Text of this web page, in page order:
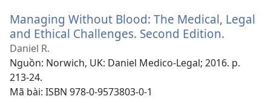
mới)
Managing Without Blood: The Medical, Legal
and Ethical Challenges. Second Edition.
sổ
Daniel R.
Nguồn‎: Norwich, UK: Daniel Medico-Legal; 2016. p.
213-24.
Mã bài‎: ISBN 978-0-9573803-0-1